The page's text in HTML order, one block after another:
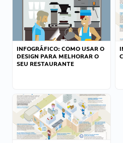
INFOGRÁFICO: COMO USAR O
DESIGN PARA MELHORAR O
SEU RESTAURANTE